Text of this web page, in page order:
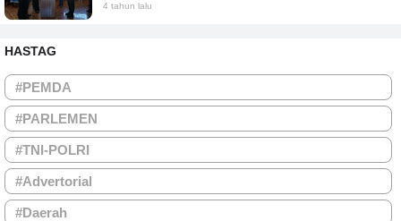
4 tahun lalu
HASTAG
#PEMDA
#PARLEMEN
#TNI-POLRI
#Advertorial
#Daerah